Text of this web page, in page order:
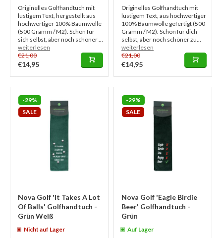
Originelles Golfhandtuch mit
lustigem Text, hergestellt aus
hochwertiger 100% Baumwolle
(500 Gramm / M2). Schön für
sich selbst, aber noch schöner ...
weiterlesen
€21,00
€14,95
Originelles Golfhandtuch mit
lustigem Text, aus hochwertiger
100% Baumwolle gefertigt (500
Gramm / M2). Schön für dich
selbst, aber noch schöner zu...
weiterlesen
€21,00
€14,95
-29%
SALE
Nova Golf 'It Takes A Lot
Of Balls' Golfhandtuch -
Grün Weiß
Nicht auf Lager
-29%
SALE
Nova Golf 'Eagle Birdie
Beer' Golfhandtuch -
Grün
Auf Lager